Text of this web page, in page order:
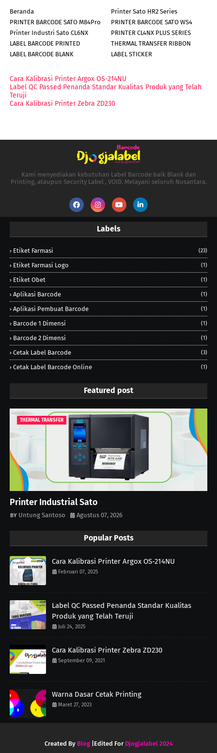
Beranda
Printer Sato HR2 Series
PRINTER BARCODE SATO M84Pro
PRINTER BARCODE SATO WS4
Printer Industri Sato CL6NX
PRINTER CL4NX PLUS SERIES
LABEL BARCODE PRINTED
THERMAL TRANSFER RIBBON
LABEL BARCODE BLANK
LABEL STICKER
Cara Kalibrasi Printer Argox OS-214NU
Label QC Passed Penanda Standar Kualitas Produk yang Telah
Teruji
Cara Kalibrasi Printer Zebra ZD230
Kami menyediakan kebutuhan Label Barcode baik Blank dan
Printing, ataupun Security Label , VOID. Melayani seluruh Nusantara.
Labels
Etiket Farmasi (23)
Etiket Farmasi Logo (1)
Etiket Obet (1)
Aplikasi Barcode (1)
Aplikasi Pembuat Barcode (1)
Barcode 1 Dimensi (1)
Barcode 2 Dimensi (1)
Cetak Label Barcode (3)
Cetak Label Barcode Online (1)
Featured post
THERMAL TRANSFER
Printer Industrial Sato
Untung Santoso Agustus 07, 2026
Popular Posts
Cara Kalibrasi Printer Argox OS-214NU
Februari 07, 2025
Label QC Passed Penanda Standar Kualitas
Produk yang Telah Teruji
Juli 24, 2025
Cara Kalibrasi Printer Zebra ZD230
September 09, 2021
Warna Dasar Cetak Printing
Maret 27, 2023
Created By Blog|Edited For Djogjalabel 2024